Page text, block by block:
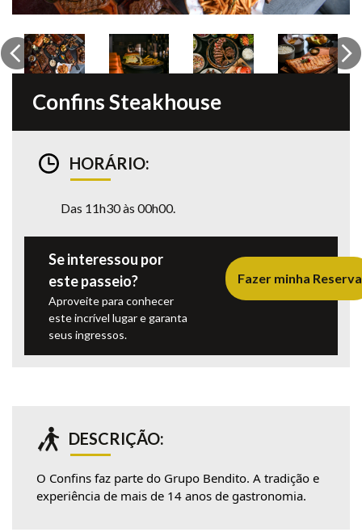
Previous
Confins Steakhouse
HORÁRIO:
Das 11h30 às 00h00.
Se interessou por
este passeio?
Aproveite para conhecer
este incrível lugar e garanta
seus ingressos.
Fazer minha Reserva
DESCRIÇÃO:
O Confins faz parte do Grupo Bendito. A tradição e
experiência de mais de 14 anos de gastronomia.